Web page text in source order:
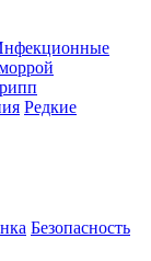
Редкие
Безопасность